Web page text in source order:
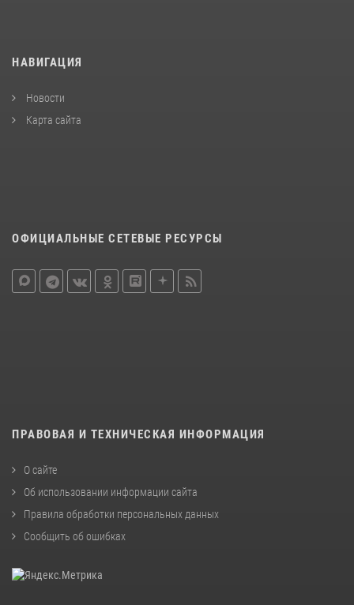
НАВИГАЦИЯ
Новости
Карта сайта
ОФИЦИАЛЬНЫЕ СЕТЕВЫЕ РЕСУРСЫ
ПРАВОВАЯ И ТЕХНИЧЕСКАЯ ИНФОРМАЦИЯ
О сайте
Об использовании информации сайта
Правила обработки персональных данных
Сообщить об ошибках